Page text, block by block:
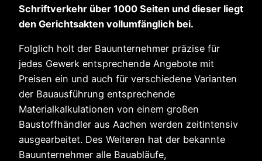
Schriftverkehr über 1000 Seiten und dieser liegt
den Gerichtsakten vollumfänglich bei.
Folglich holt der Bauunternehmer präzise für
jedes Gewerk entsprechende Angebote mit
Preisen ein und auch für verschiedene Varianten
der Bauausführung entsprechende
Materialkalkulationen von einem großen
Baustoffhändler aus Aachen werden zeitintensiv
ausgearbeitet. Des Weiteren hat der bekannte
Bauunternehmer alle Bauabläufe,